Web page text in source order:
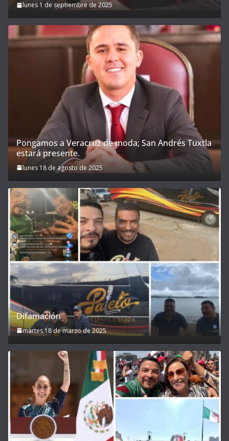
lunes 1 de septiembre de 2025
Pongamos a Veracruz de moda; San Andrés Tuxtla
estará presente.
lunes 18 de agosto de 2025
Difamación
martes 18 de marzo de 2025